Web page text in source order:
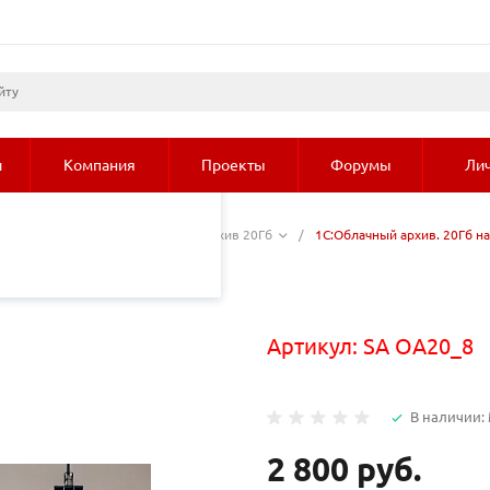
и третьими
страниц
Компания Проекты Форумы
1С:Облачный архив 20Гб / 1С:Облачный архив. 20Гб
Артикул: SA ОА20_8
В наличии:
2 800 руб.